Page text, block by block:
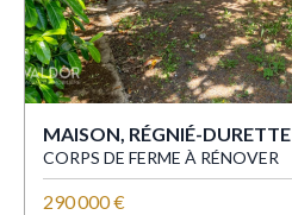
MAISON, RÉGNIÉ-DURETTE
CORPS DE FERME À RÉNOVER
290 000 €